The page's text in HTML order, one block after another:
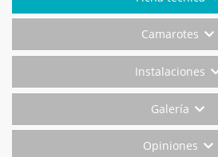
Camarotes
Instalaciones
Galería
Opiniones